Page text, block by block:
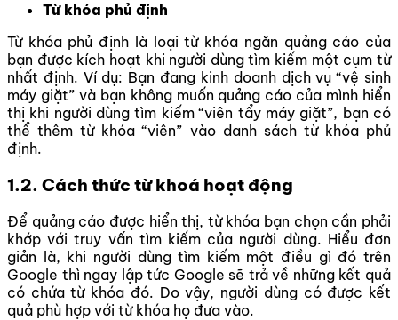
Từ khóa phủ định
Từ khóa phủ định là loại từ khóa ngăn quảng cáo của
bạn được kích hoạt khi người dùng tìm kiếm một cụm từ
nhất định. Ví dụ: Bạn đang kinh doanh dịch vụ “vệ sinh
máy giặt” và bạn không muốn quảng cáo của mình hiển
thị khi người dùng tìm kiếm “viên tẩy máy giặt”, bạn có
thể thêm từ khóa “viên” vào danh sách từ khóa phủ
định.
1.2. Cách thức từ khoá hoạt động
Để quảng cáo được hiển thị, từ khóa bạn chọn cần phải
khớp với truy vấn tìm kiếm của người dùng. Hiểu đơn
giản là, khi người dùng tìm kiếm một điều gì đó trên
Google thì ngay lập tức Google sẽ trả về những kết quả
có chứa từ khóa đó. Do vậy, người dùng có được kết
quả phù hợp với từ khóa họ đưa vào.